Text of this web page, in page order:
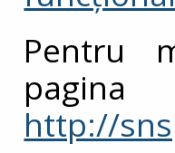
Pentru
http://